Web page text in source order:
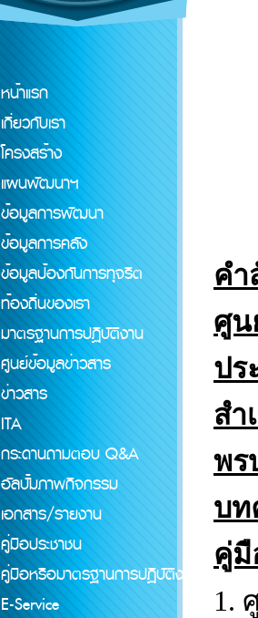
หน้าแรก
เกี่ยวกับเรา
โครงสร้าง
แผนพัฒนาฯ
ข้อมูลการพัฒนา
ข้อมูลการคลัง
ข้อมูลป้องกันการทุจริต
ท้องถิ่นของเรา
มาตรฐานการปฏิบัติงาน
ศูนย์ข้อมูลข่าวสาร
ข่าวสาร
ITA
กระดานถามตอบ Q&A
อัลบั้มภาพกิจกรรม
เอกสาร/รายงาน
คู่มือประชาชน
คู่มือหรือมาตรฐานการปฏิบัติงาน
E-Service
คำ
ศูน
ปร
สำ
พร
บท
คู่มื
1.